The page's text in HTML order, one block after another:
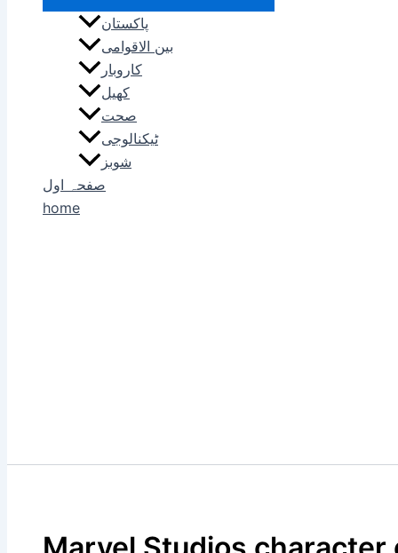
پاکستان
بین الاقوامی
کاروبار
کھیل
صحت
ٹیکنالوجی
شوبز
صفحہ اول
home